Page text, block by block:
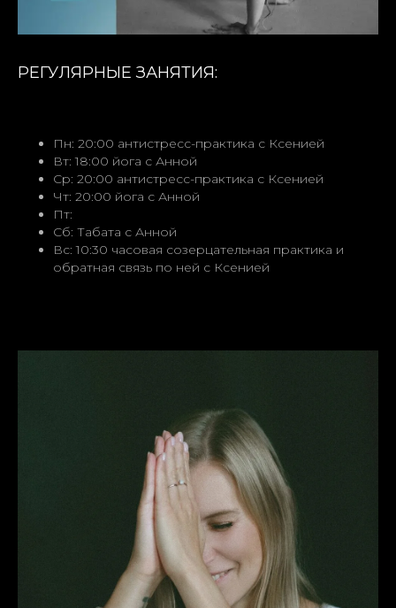
РЕГУЛЯРНЫЕ ЗАНЯТИЯ:
Пн: 20:00 антистресс-практика с Ксенией
Вт: 18:00 йога с Анной
Ср: 20:00 антистресс-практика с Ксенией
Чт: 20:00 йога с Анной
Пт:
Сб: Табата с Анной
Вс: 10:30 часовая созерцательная практика и
обратная связь по ней с Ксенией